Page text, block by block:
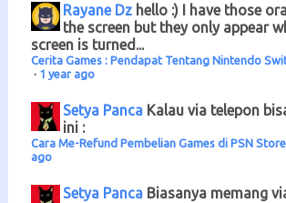
Rayane Dz hello :) I have those
the screen but they only appear
screen is turned...
Cerita Games : Pendapat Tentang Nintendo
· 1 year ago
Setya Panca Kalau via telepon
ini :
Cara Me-Refund Pembelian Games di PSN
ago
Setya Panca Biasanya memang